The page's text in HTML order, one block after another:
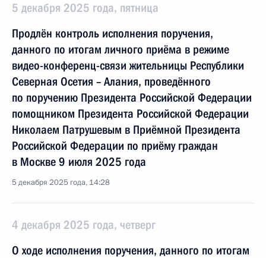
5 декабря 2025 года, пятница
Продлён контроль исполнения поручения,
данного по итогам личного приёма в режиме
видео-конференц-связи жительницы Республики
Северная Осетия – Алания, проведённого
по поручению Президента Российской Федерации
помощником Президента Российской Федерации
Николаем Патрушевым в Приёмной Президента
Российской Федерации по приёму граждан
в Москве 9 июля 2025 года
5 декабря 2025 года, 14:28
4 декабря 2025 года, четверг
О ходе исполнения поручения, данного по итогам